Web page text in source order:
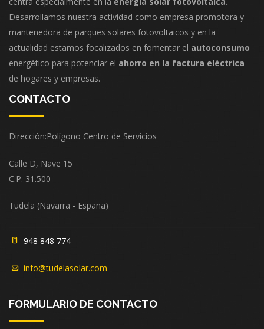
Desarrollamos nuestra actividad como empresa promotora y
mantenedora de parques solares fotovoltaicos y en la
actualidad estamos focalizados en fomentar el autoconsumo
energético para potenciar el ahorro en la factura eléctrica
de hogares y empresas.
CONTACTO
Dirección:Polígono Centro de Servicios
Calle D, Nave 15
C.P. 31.500
Tudela (Navarra - España)
948 848 774
info@tudelasolar.com
FORMULARIO DE CONTACTO